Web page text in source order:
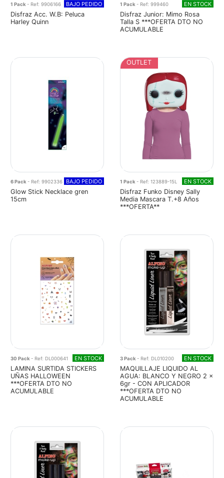
1 Pack- Ref: 9906166 BAJO PEDIDO
Disfraz Acc. W.B: Peluca
Harley Quinn
1 Pack- Ref: 999460 EN STOCK
Disfraz Junior: Mimo Rosa
Talla S ***OFERTA DTO NO
ACUMULABLE
6 Pack - Ref: 9902336 BAJO PEDIDO
Glow Stick Necklace gren
15cm
OUTLET
1 Pack - Ref: 123889-15L EN STOCK
Disfraz Funko Disney Sally
Media Mascara T.+8 Años
***OFERTA**
30 Pack- Ref: DL000641 EN STOCK
LAMINA SURTIDA STICKERS
UÑAS HALLOWEEN
***OFERTA DTO NO
ACUMULABLE
3 Pack- Ref: DL010200 EN STOCK
MAQUILLAJE LIQUIDO AL
AGUA: BLANCO Y NEGRO 2 x
6gr - CON APLICADOR
***OFERTA DTO NO
ACUMULABLE